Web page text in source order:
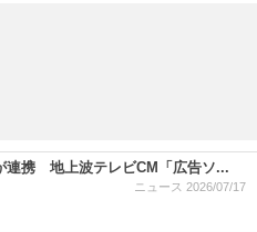
連携 地上波テレビCM「広告ソ...
ニュース 2026/07/17